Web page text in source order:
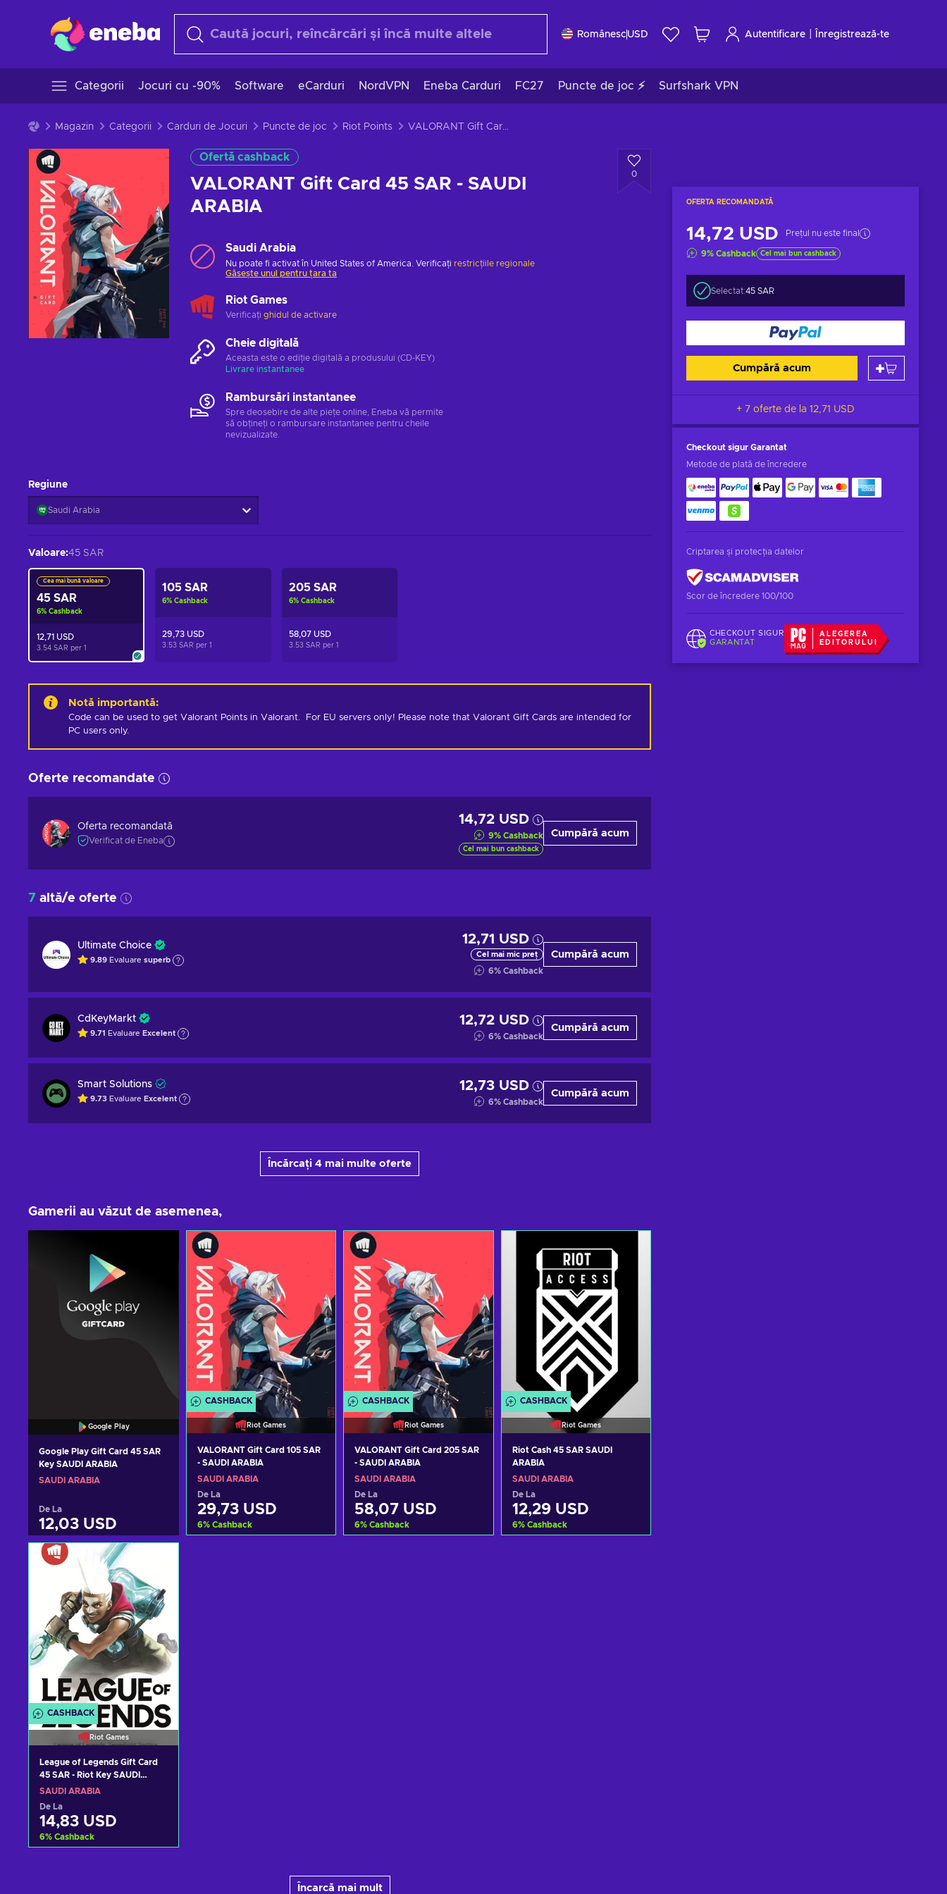
Românesc USD Autentificare Înregistrează-te
Categorii Jocuri cu -90% Software eCarduri NordVPN Eneba Carduri FC27 Puncte de joc ⚡ Surfshark VPN
Magazin Categorii Carduri de Jocuri Puncte de joc Riot Points VALORANT Gift Card 45 SAR - SAUDI ARABIA
Ofertă cashback
VALORANT Gift Card 45 SAR - SAUDI
ARABIA
0
OFERTA RECOMANDATĂ
14,72 USD Prețul nu este final
9% Cashback Cel mai bun cashback
Selectat:45 SAR
Cumpără acum
+ 7 oferte de la 12,71 USD
Checkout sigur Garantat
Metode de plată de încredere
Criptarea și protecția datelor
Scor de încredere 100/100
CHECKOUT SIGUR
GARANTAT
ALEGEREA
EDITORULUI
Saudi Arabia
Nu poate fi activat în United States of America. Verificați restricțiile regionale
Găsește unul pentru țara ta
Riot Games
Verificați ghidul de activare
Cheie digitală
Aceasta este o ediție digitală a produsului (CD-KEY)
Livrare instantanee
Rambursări instantanee
Spre deosebire de alte piețe online, Eneba vă permite
să obțineți o rambursare instantanee pentru cheile
nevizualizate.
Regiune
Saudi Arabia
Valoare:45 SAR
Cea mai bună valoare
45 SAR
6% Cashback
12,71 USD
3.54 SAR per 1
105 SAR
6% Cashback
29,73 USD
3.53 SAR per 1
205 SAR
6% Cashback
58,07 USD
3.53 SAR per 1
Notă importantă:
Code can be used to get Valorant Points in Valorant.  For EU servers only! Please note that Valorant Gift Cards are intended for
PC users only.
Oferte recomandate
Oferta recomandată
Verificat de Eneba
14,72 USD
9% Cashback
Cel mai bun cashback
Cumpără acum
7 altă/e oferte
Ultimate Choice
9.89 Evaluare superb
12,71 USD
Cel mai mic preț
6% Cashback
Cumpără acum
CdKeyMarkt
9.71 Evaluare Excelent
12,72 USD
6% Cashback
Cumpără acum
Smart Solutions
9.73 Evaluare Excelent
12,73 USD
6% Cashback
Cumpără acum
Încărcați 4 mai multe oferte
Gamerii au văzut de asemenea,
Google Play
Google Play Gift Card 45 SAR
Key SAUDI ARABIA
SAUDI ARABIA
De La
12,03 USD
Adaugă în coș
Vezi ofertele
CASHBACK
Riot Games
VALORANT Gift Card 105 SAR
- SAUDI ARABIA
SAUDI ARABIA
De La
29,73 USD
6% Cashback
CASHBACK
Riot Games
VALORANT Gift Card 205 SAR
- SAUDI ARABIA
SAUDI ARABIA
De La
58,07 USD
6% Cashback
CASHBACK
Riot Games
Riot Cash 45 SAR SAUDI
ARABIA
SAUDI ARABIA
De La
12,29 USD
6% Cashback
CASHBACK
Riot Games
League of Legends Gift Card
45 SAR - Riot Key SAUDI
ARABIA
SAUDI ARABIA
De La
14,83 USD
6% Cashback
Încarcă mai mult